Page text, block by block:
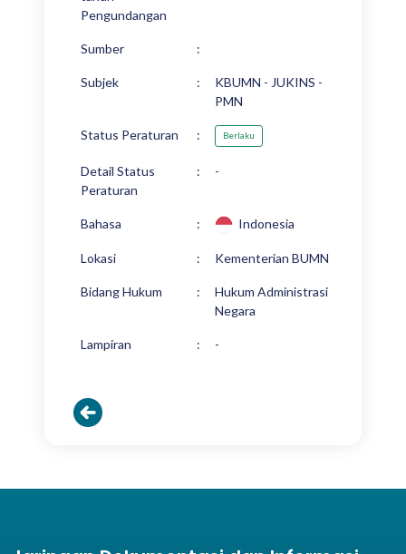
Pengundangan
Sumber :
Subjek :
KBUMN - JUKINS -
PMN
Status Peraturan : Berlaku
Detail Status
Peraturan
: -
Bahasa : Indonesia
Lokasi : Kementerian BUMN
Bidang Hukum :
Hukum Administrasi
Negara
Lampiran : -